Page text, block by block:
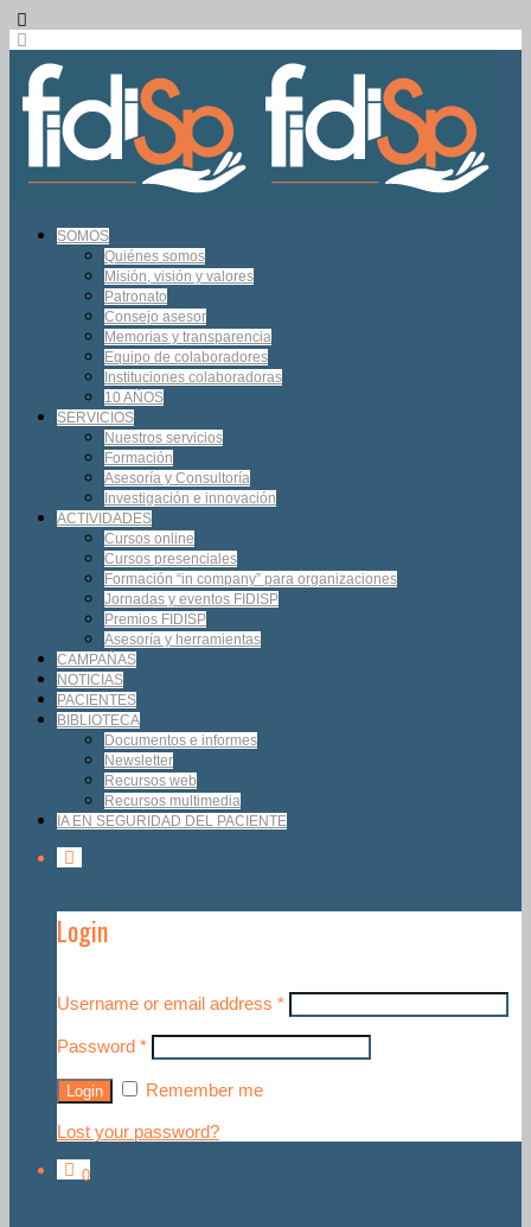
SOMOS
Quiénes somos
Misión, visión y valores
Patronato
Consejo asesor
Memorias y transparencia
Equipo de colaboradores
Instituciones colaboradoras
10 AÑOS
SERVICIOS
Nuestros servicios
Formación
Asesoría y Consultoría
Investigación e innovación
ACTIVIDADES
Cursos online
Cursos presenciales
Formación “in company” para organizaciones
Jornadas y eventos FIDISP
Premios FIDISP
Asesoría y herramientas
CAMPAÑAS
NOTICIAS
PACIENTES
BIBLIOTECA
Documentos e informes
Newsletter
Recursos web
Recursos multimedia
IA EN SEGURIDAD DEL PACIENTE
Login
Username or email address *
Password *
Remember me
Lost your password?
0